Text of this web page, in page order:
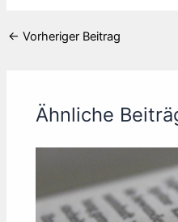
← Vorheriger Beitrag
Ähnliche